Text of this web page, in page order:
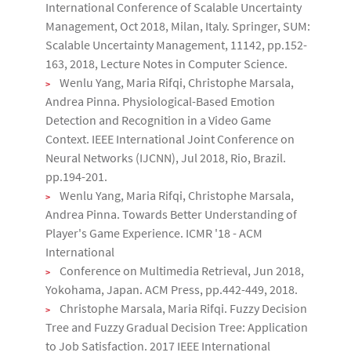
International Conference of Scalable Uncertainty
Management, Oct 2018, Milan, Italy. Springer, SUM:
Scalable Uncertainty Management, 11142, pp.152-
163, 2018, Lecture Notes in Computer Science.
Wenlu Yang, Maria Rifqi, Christophe Marsala,
Andrea Pinna. Physiological-Based Emotion
Detection and Recognition in a Video Game
Context. IEEE International Joint Conference on
Neural Networks (IJCNN), Jul 2018, Rio, Brazil.
pp.194-201.
Wenlu Yang, Maria Rifqi, Christophe Marsala,
Andrea Pinna. Towards Better Understanding of
Player's Game Experience. ICMR '18 - ACM
International
Conference on Multimedia Retrieval, Jun 2018,
Yokohama, Japan. ACM Press, pp.442-449, 2018.
Christophe Marsala, Maria Rifqi. Fuzzy Decision
Tree and Fuzzy Gradual Decision Tree: Application
to Job Satisfaction. 2017 IEEE International